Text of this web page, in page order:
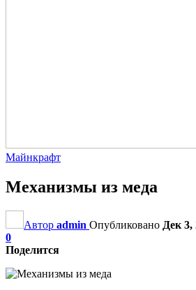
Майнкрафт
Механизмы из меда
Автор admin Опубликовано Дек 3,
0
Поделится